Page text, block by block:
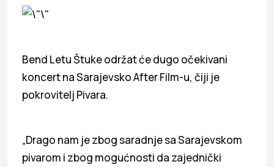
Bend Letu Štuke održat će dugo očekivani
koncert na Sarajevsko After Film-u, čiji je
pokrovitelj Pivara.
„Drago nam je zbog saradnje sa Sarajevskom
pivarom i zbog mogućnosti da zajednički